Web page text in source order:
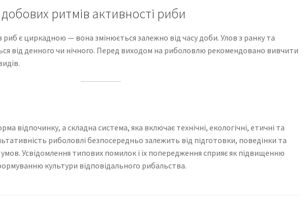
ритмів активності риби
риб є циркадною — вона змінюється залежно від часу доби. Улов з ранку та
від денного чи нічного. Перед виходом на риболовлю рекомендовано вивчити
відпочинку, а складна система, яка включає технічні, екологічні, етичні та
риболовлі безпосередньо залежить від підготовки, поведінки та
Усвідомлення типових помилок і їх попередження сприяє як підвищенню
культури відповідального рибальства.